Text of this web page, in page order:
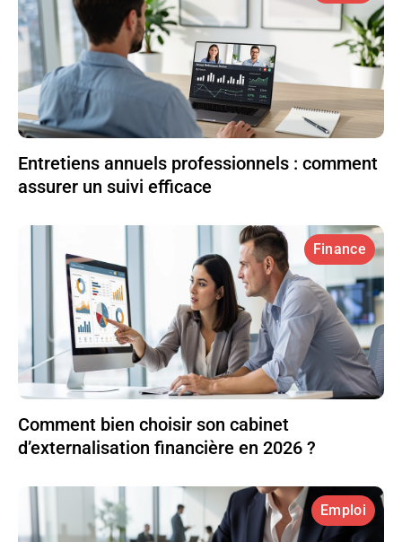
Entretiens annuels professionnels : comment
assurer un suivi efficace
Finance
Comment bien choisir son cabinet
d’externalisation financière en 2026 ?
Emploi